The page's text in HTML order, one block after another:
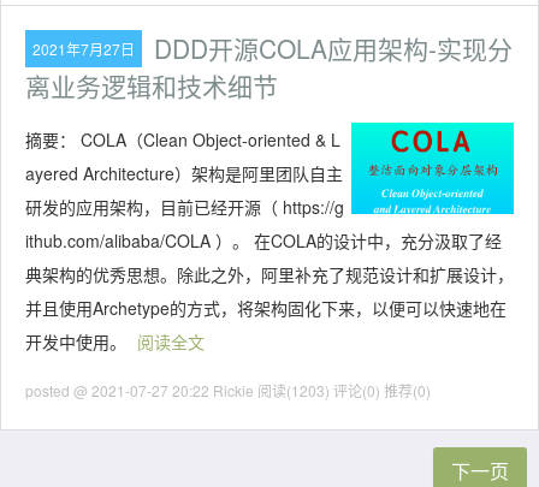
2021年7月27日
DDD开源COLA应用架构-实现分
离业务逻辑和技术细节
摘要： COLA（Clean Object-oriented & L
ayered Architecture）架构是阿里团队自主
研发的应用架构，目前已经开源（ https://g
ithub.com/alibaba/COLA ）。 在COLA的设计中，充分汲取了经
典架构的优秀思想。除此之外，阿里补充了规范设计和扩展设计，
并且使用Archetype的方式，将架构固化下来，以便可以快速地在
开发中使用。
阅读全文
posted @ 2021-07-27 20:22 Rickie 阅读(1203) 评论(0) 推荐(0)
下一页